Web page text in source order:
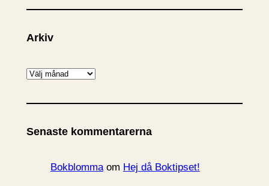
Arkiv
A
k
v
Senaste kommentarerna
Bokblommaom Hej då Boktipset!